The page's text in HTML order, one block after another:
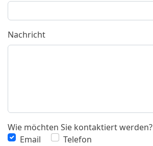
Nachricht
Wie möchten Sie kontaktiert werden?
Email
Telefon